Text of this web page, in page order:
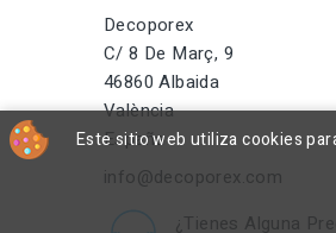
Decoporex
C/ 8 De Març, 9
46860 Albaida
València
España
info@decoporex.com
¿Tienes Alguna
Este sitio web utiliza cookies